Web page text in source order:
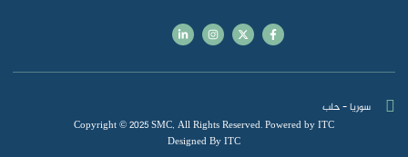
Designed By ITC
Copyright © 2025 SMC, All Rights Reserved. Powered by ITC
سوريا - حلب